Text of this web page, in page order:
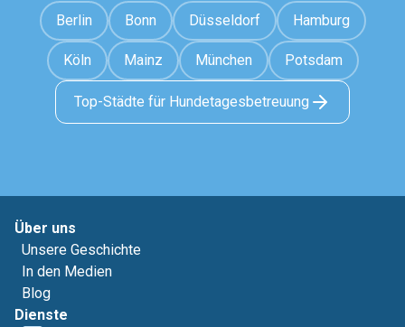
Berlin Bonn Düsseldorf Hamburg
Köln Mainz München Potsdam
Top-Städte für Hundetagesbetreuung
Über uns
Unsere Geschichte
In den Medien
Blog
Dienste